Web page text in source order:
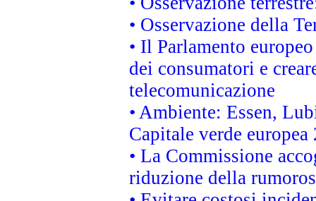
• Osservazione della
• Il Parlamento
dei consumatori e
telecomunicazione
• Ambiente: Essen,
Capitale verde europea
• La Commissione
riduzione della